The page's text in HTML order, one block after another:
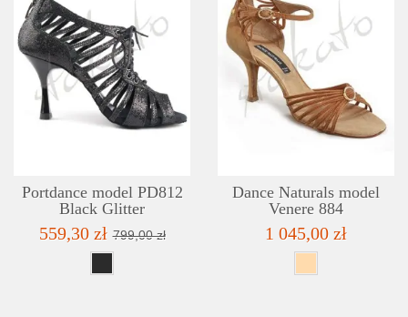
LISTA ŻYCZEŃ
SZCZEGÓŁY
Portdance model PD812
Black Glitter
559,30 zł 799,00 zł
Dance Naturals model
Venere 884
1 045,00 zł